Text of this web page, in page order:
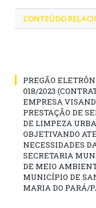
CONTEÚDO
PREGÃO
018/2023
EMPRESA
PRESTAÇÃO DE
DE LIMPEZA
OBJETIVANDO
NECESSIDADES
SECRETARIA
DE MEIO
MUNICÍPIO DE
MARIA DO PARÁ/